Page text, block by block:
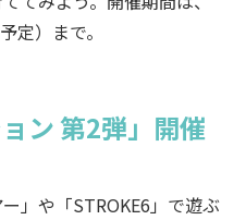
定）まで。
ン 第2弾」開催
」や「STROKE6」で遊ぶ